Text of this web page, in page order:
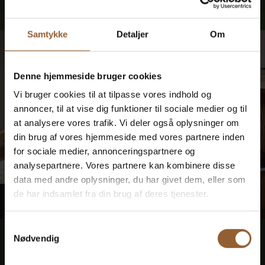
Samtykke Detaljer Om
Denne hjemmeside bruger cookies
Vi bruger cookies til at tilpasse vores indhold og
annoncer, til at vise dig funktioner til sociale medier og til
at analysere vores trafik. Vi deler også oplysninger om
din brug af vores hjemmeside med vores partnere inden
for sociale medier, annonceringspartnere og
analysepartnere. Vores partnere kan kombinere disse
data med andre oplysninger, du har givet dem, eller som
de har indsamlet fra din brug af deres tjenester.
Nødvendig
ONSDAG
16. september kl. 10:00